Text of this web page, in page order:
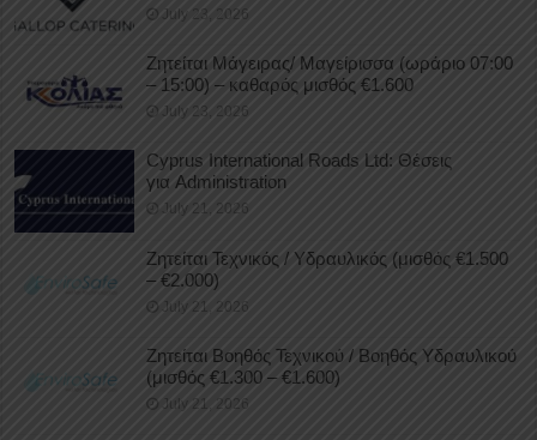
July 23, 2026
Ζητείται Μάγειρας/ Μαγείρισσα (ωράριο 07:00
– 15:00) – καθαρός μισθός €1.600
July 23, 2026
Cyprus International Roads Ltd: Θέσεις
για Administration
July 21, 2026
Ζητείται Τεχνικός / Υδραυλικός (μισθός €1.500
– €2.000)
July 21, 2026
Ζητείται Βοηθός Τεχνικού / Βοηθός Υδραυλικού
(μισθός €1.300 – €1.600)
July 21, 2026